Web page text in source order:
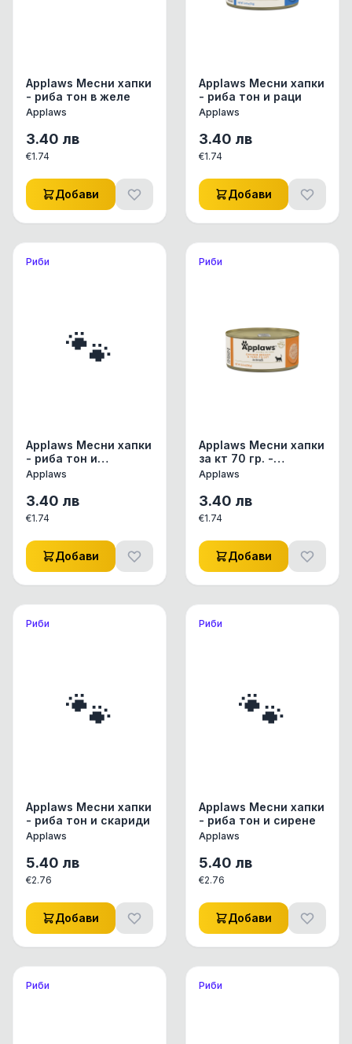
Applaws Месни хапки
- риба тон в желе
Applaws
3.40 лв
€1.74
Добави
Applaws Месни хапки
- риба тон и раци
Applaws
3.40 лв
€1.74
Добави
Риби
🐾
Applaws Месни хапки
- риба тон и
водорасли
Applaws
3.40 лв
€1.74
Добави
Риби
Applaws Месни хапки
за кт 70 гр. -
пилешко филе и риба
Applaws
3.40 лв
€1.74
Добави
Риби
🐾
Applaws Месни хапки
- риба тон и скариди
Applaws
5.40 лв
€2.76
Добави
Риби
🐾
Applaws Месни хапки
- риба тон и сирене
Applaws
5.40 лв
€2.76
Добави
Риби Риби